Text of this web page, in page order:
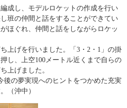
成し、モデルロケットの作成を行い
班の仲間と話をすることができてい
ほぐれ、仲間と話をしながらロケッ
上げを行いました。「3・2・1」の掛
し、上空100メートル近くまで自らの
上げました。
の夢実現へのヒントをつかめた充実
（沖中）